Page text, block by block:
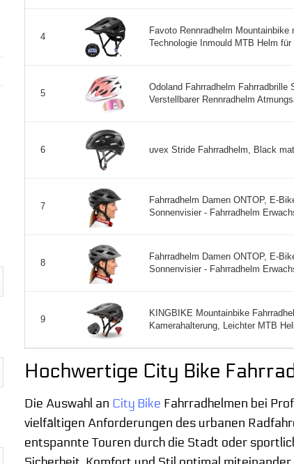
4
Favoto Rennradhelm
Technologie Inmould MTB Helm für
5
Odoland Fahrradhelm Fahrradbrille
Verstellbarer Rennradhelm
6 uvex Stride Fahrradhelm, Black
7
Fahrradhelm Damen ONTOP, E-
Sonnenvisier - Fahrradhelm
8
Fahrradhelm Damen ONTOP, E-
Sonnenvisier - Fahrradhelm
9
KINGBIKE Mountainbike
Kamerahalterung, Leichter MTB
Hochwertige City Bike
Die Auswahl an City Bike Fahrradhelmen bei
vielfältigen Anforderungen des urbanen
entspannte Touren durch die Stadt oder